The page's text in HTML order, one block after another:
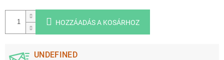
HOZZÁADÁS A KOSÁRHOZ
UNDEFINED